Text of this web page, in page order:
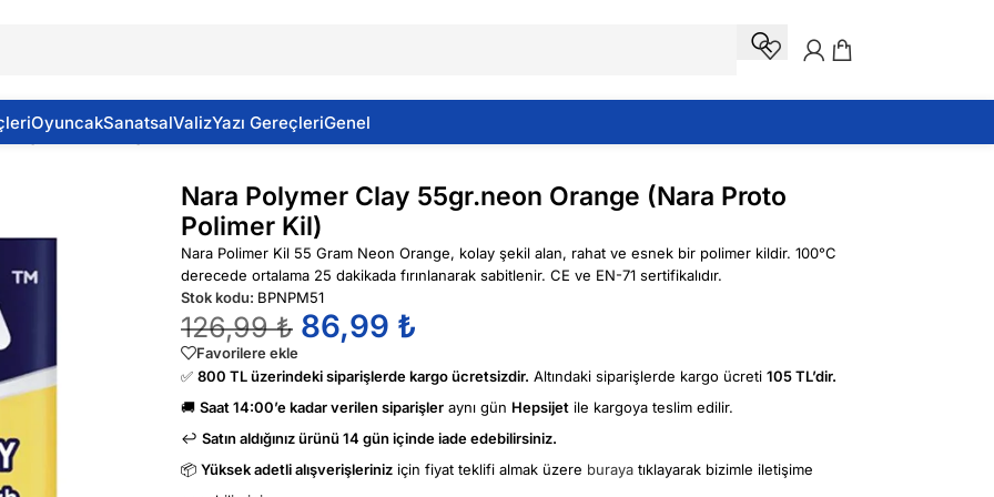
OyuncakSanatsalValizYazı GereçleriGenel
55gr.neon Orange (Nara Proto Polimer Kil)
Nara Polymer Clay 55gr.neon Orange (Nara Proto
Polimer Kil)
Nara Polimer Kil 55 Gram Neon Orange, kolay şekil alan, rahat ve esnek bir polimer kildir. 100°C
derecede ortalama 25 dakikada fırınlanarak sabitlenir. CE ve EN-71 sertifikalıdır.
Stok kodu: BPNPM51
126,99₺ 86,99 ₺
Favorilere ekle
✅ 800 TL üzerindeki siparişlerde kargo ücretsizdir. Altındaki siparişlerde kargo ücreti 105 TL’dir.
🚚 Saat 14:00’e kadar verilen siparişler aynı gün Hepsijet ile kargoya teslim edilir.
↩️ Satın aldığınız ürünü 14 gün içinde iade edebilirsiniz.
📦 Yüksek adetli alışverişleriniz için fiyat teklifi almak üzere buraya tıklayarak bizimle iletişime